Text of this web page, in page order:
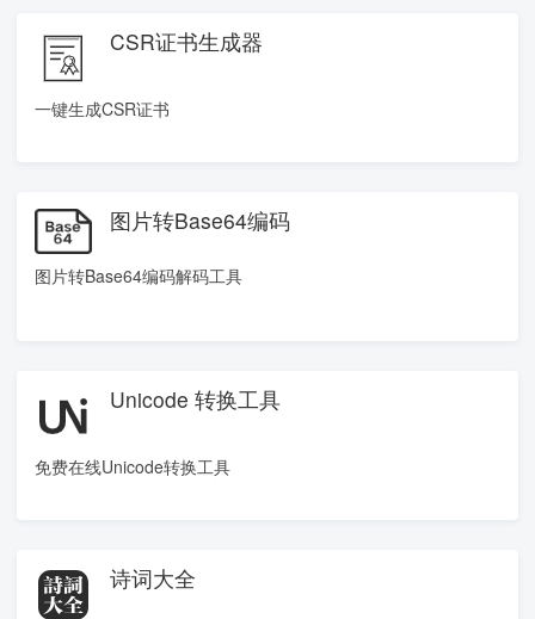
CSR证书生成器
一键生成CSR证书
图片转Base64编码
图片转Base64编码解码工具
Unicode 转换工具
免费在线Unicode转换工具
诗词大全